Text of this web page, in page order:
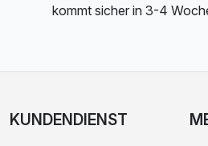
kommt sicher in 3-4
KUNDENDIENST